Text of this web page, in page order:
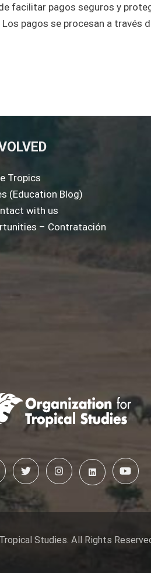
facilitar pagos seguros y
pagos se procesan a
Tropics
(Education Blog)
with us
– Contratación
Studies. All Rights